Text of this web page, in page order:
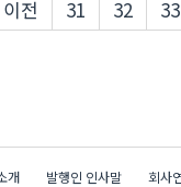
이전 31 32 33
개 발행인 인사말 회사